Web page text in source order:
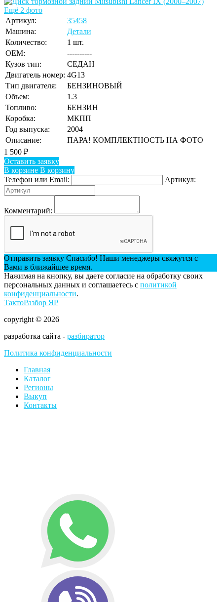
Ещё 2 фото
Артикул:
35458
Машина:
Детали
Количество:
1 шт.
OEM:
----------
Кузов тип:
СЕДАН
Двигатель номер: 4G13
Тип двигателя:
БЕНЗИНОВЫЙ
Объем:
1.3
Топливо:
БЕНЗИН
Коробка:
МКПП
Год выпуска:
2004
Описание:
ПАРА! КОМПЛЕКТНОСТЬ НА ФОТО
1 500 ₽
Оставить заявку
В корзине В корзину
Телефон или Email:
Артикул:
Комментарий:
Отправить заявку Спасибо! Наши менеджеры свяжутся с
Вами в ближайшее время.
Нажимая на кнопку, вы даете согласие на обработку своих
персональных данных и соглашаетесь с политикой
конфиденциальности.
ТактоРазбор ЯР
copyright © 2026
разработка сайта - разбиратор
Политика конфиденциальности
Главная
Каталог
Регионы
Выкуп
Контакты